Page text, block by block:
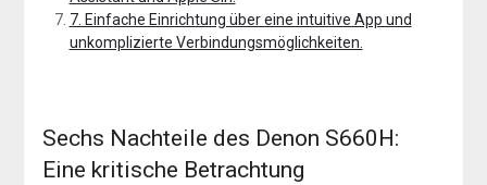
7. Einfache Einrichtung über eine intuitive App und
unkomplizierte Verbindungsmöglichkeiten.
Sechs Nachteile des Denon S660H:
Eine kritische Betrachtung